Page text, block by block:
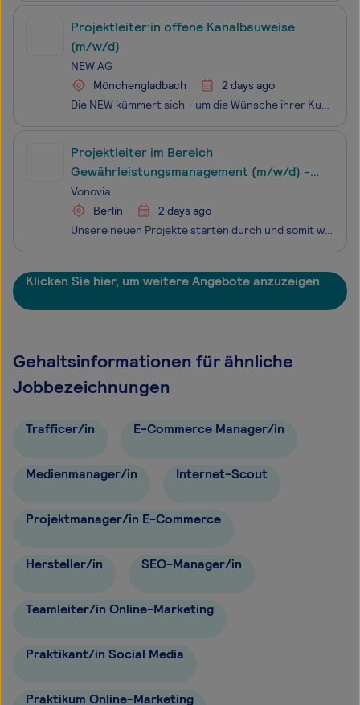
Projektleiter:in offene Kanalbauweise
(m/w/d)
NEW AG
Mönchengladbach
2 days ago
Die NEW kümmert sich - um die Wünsche ihrer Kund:innen, aber auch um dich und deine Karriere. Als kommunaler Dienstleister vereinen wir ein breit gefächertes Leistungsportfolio unter einem Dach: Energieversorgung, Trink- und Abwasser, Freizeitangebote, Badespaß und den ÖPNV. Mehr als 2.700 Mitarbeit
Projektleiter im Bereich
Gewährleistungsmanagement (m/w/d) -
Region Ost
Vonovia
Berlin
2 days ago
Unsere neuen Projekte starten durch und somit wächst auch der Bereich des Bauprojektmanagements - Wir suchen ab sofort deutschlandweit Projektleiter:innen für den Bereich des Gewährleistungsmanagements.
Klicken Sie hier, um weitere Angebote anzuzeigen
Gehaltsinformationen für ähnliche
Jobbezeichnungen
Trafficer/in E-Commerce Manager/in
Medienmanager/in Internet-Scout
Projektmanager/in E-Commerce
Hersteller/in SEO-Manager/in
Teamleiter/in Online-Marketing
Praktikant/in Social Media
Praktikum Online-Marketing